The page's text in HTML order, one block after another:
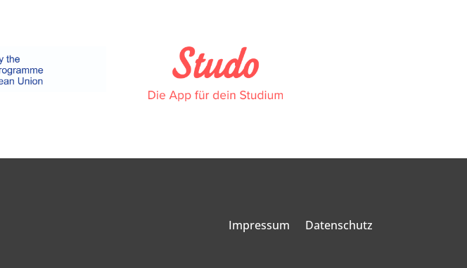
Impressum Datenschutz